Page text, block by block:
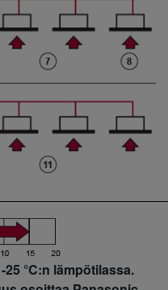
°C:n lämpötilassa.